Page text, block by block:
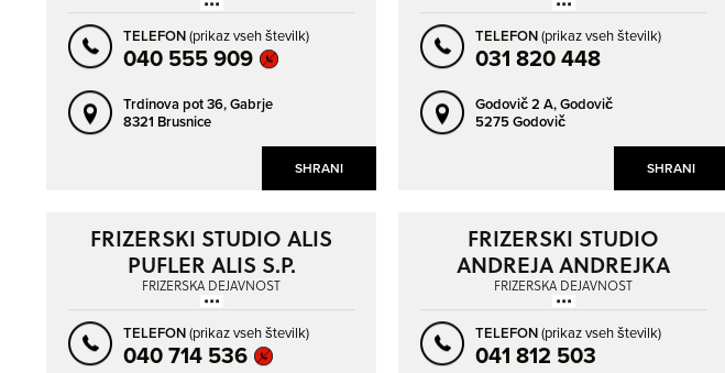
SHRANI
TELEFON(prikaz vseh številk)
040 555 909
Trdinova pot 36,Gabrje
8321 Brusnice
SHRANI
TELEFON(prikaz vseh številk)
031 820 448
Godovič 2 A,Godovič
5275 Godovič
FRIZERSKI STUDIO ALIS
PUFLER ALIS S.P.
FRIZERSKA DEJAVNOST
TELEFON(prikaz vseh številk)
040 714 536
FRIZERSKI STUDIO
ANDREJA ANDREJKA
KASTELIC S.P.
FRIZERSKA DEJAVNOST
TELEFON(prikaz vseh številk)
041 812 503